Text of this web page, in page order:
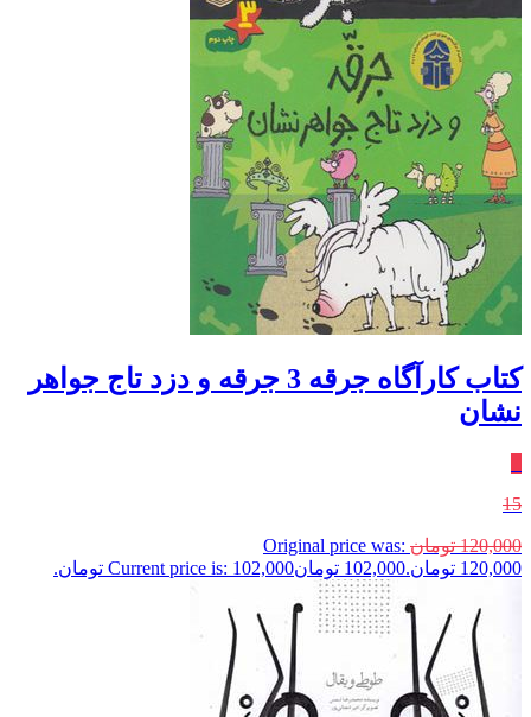
کتاب کارآگاه جرقه 3 جرقه و دزد تاج جواهر
نشان
15
120,000 تومان Original price was:
120,000 تومان.
102,000 تومانCurrent price is: 102,000 تومان.